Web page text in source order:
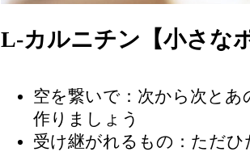
L-カルニチン【小さな
空を繋いで：次から次と
作りましょう
受け継がれるもの：ただ